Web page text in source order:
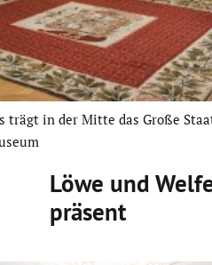
in der Mitte das Große
Löwe und
präsent